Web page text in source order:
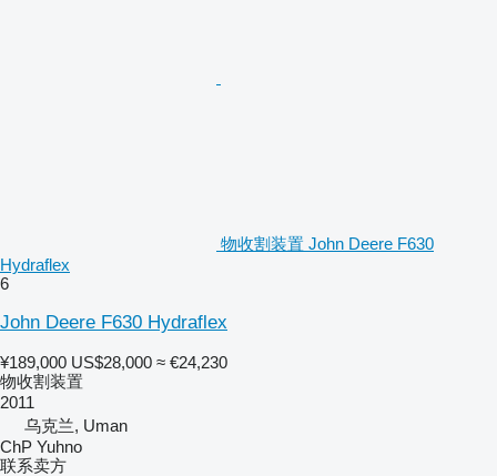
物收割装置 John Deere F630
Hydraflex
6
John Deere F630 Hydraflex
¥189,000 US$28,000 ≈ €24,230
物收割装置
2011
乌克兰, Uman
ChP Yuhno
联系卖方